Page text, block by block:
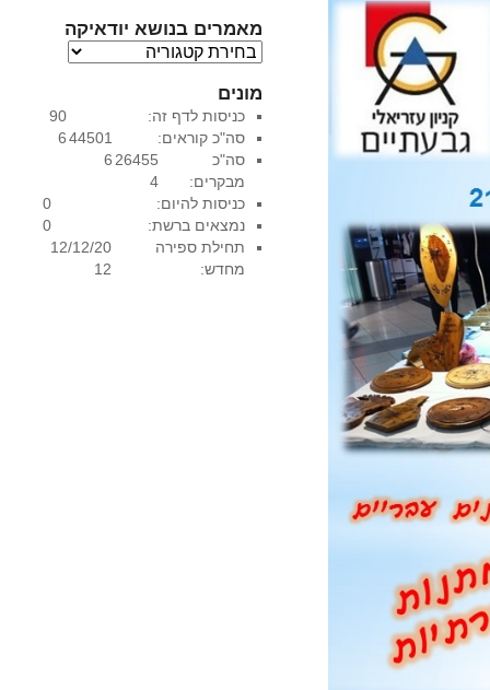
מאמרים בנושא יודאיקה
מ
מ
ר
י
ם
נ
ו
ש
מונים
90
6
כניסות לדף זה:
44501
6
סה"כ קוראים:
26455
4
סה"כ
מבקרים:
0
כניסות להיום:
0
נמצאים ברשת:
12/12/20
12
תחילת ספירה
מחדש: